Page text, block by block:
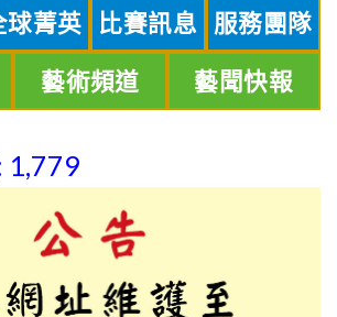
球菁英 比賽訊息 服務團隊
藝術頻道 藝聞快報
1,779